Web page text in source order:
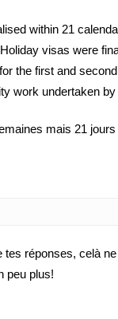
within 21
visas were
the first and
work undertaken
mais 21 jours
tes réponses, celà
peu plus!